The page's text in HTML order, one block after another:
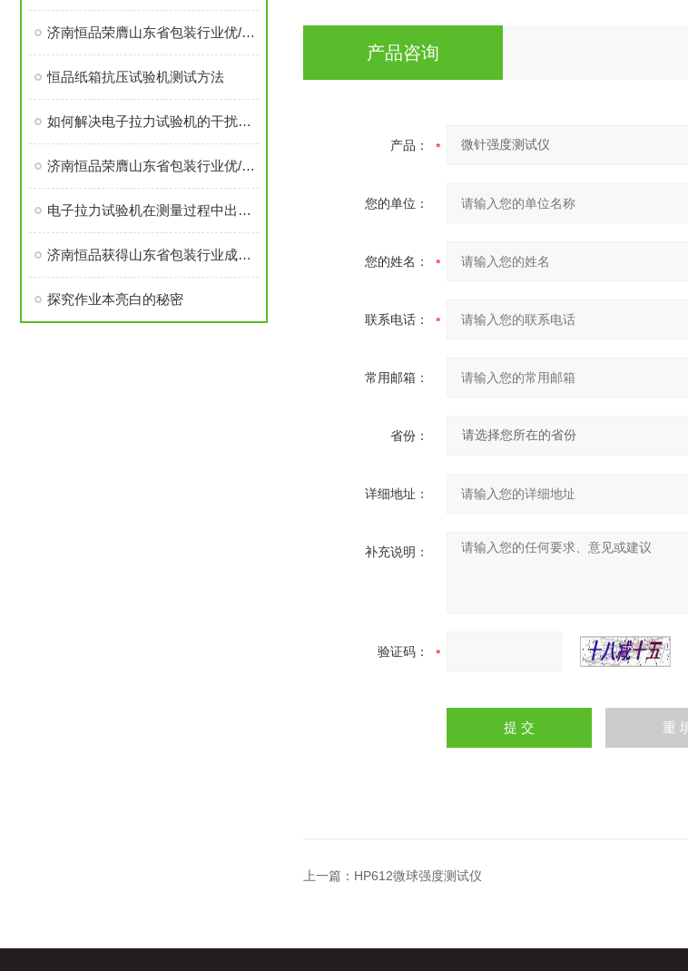
产品咨询
产品：
您的单位：
您的姓名：
联系电话：
常用邮箱：
省份：
详细地址：
补充说明：
验证码：
上一篇： HP612微球强度测试仪
济南恒品荣膺山东省包装行业优/秀成长性企业称号
恒品纸箱抗压试验机测试方法
如何解决电子拉力试验机的干扰因素
济南恒品荣膺山东省包装行业优/秀成长性企业称号
电子拉力试验机在测量过程中出现正负差该如何解决呢？
济南恒品获得山东省包装行业成长性企业
探究作业本亮白的秘密